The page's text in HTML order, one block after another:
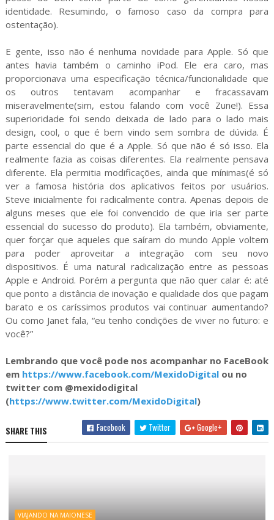
identidade. Resumindo, o famoso caso da compra para
ostentação).
E gente, isso não é nenhuma novidade para Apple. Só que
antes havia também o caminho iPod. Ele era caro, mas
proporcionava uma especificação técnica/funcionalidade que
os outros tentavam acompanhar e fracassavam
miseravelmente(sim, estou falando com você Zune!). Essa
superioridade foi sendo deixada de lado para o lado mais
design, cool, o que é bem vindo sem sombra de dúvida. É
parte essencial do que é a Apple. Só que não é só isso. Ela
realmente fazia as coisas diferentes. Ela realmente pensava
diferente. Ela permitia modificações, ainda que mínimas(é só
ver a famosa história dos aplicativos feitos por usuários.
Steve inicialmente foi radicalmente contra. Apenas depois de
alguns meses que ele foi convencido de que iria ser parte
essencial do sucesso do produto). Ela também, obviamente,
quer forçar que aqueles que saíram do mundo Apple voltem
para poder aproveitar a integração com seu novo
dispositivos. É uma natural radicalização entre as pessoas
Apple e Android. Porém a pergunta que não quer calar é: até
que ponto a distância de inovação e qualidade dos que pagam
barato e os caríssimos produtos vai continuar aumentando?
Ou como Janet fala, “eu tenho condições de viver no futuro: e
você?”
Lembrando que você pode nos acompanhar no FaceBook
em https://www.facebook.com/MexidoDigitalou no
twitter com @mexidodigital
(https://www.twitter.com/MexidoDigital)
SHARE THIS Facebook Twitter Google+
VIAJANDO NA MAIONESE